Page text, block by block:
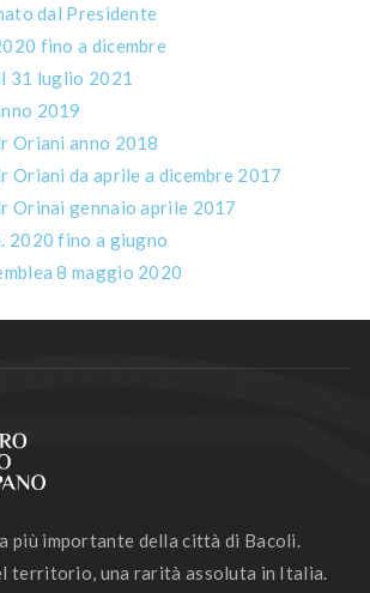
dal Presidente
fino a dicembre
31 luglio 2021
2019
Oriani anno 2018
Oriani da aprile a dicembre 2017
Orinai gennaio aprile 2017
2020 fino a giugno
8 maggio 2020
più importante della città di Bacoli.
territorio, una rarità assoluta in Italia.